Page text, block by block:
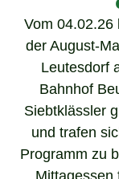
Vom 04.02.26
der August-
Leutesdorf
Bahnhof
Siebtklässler
und trafen
Programm zu